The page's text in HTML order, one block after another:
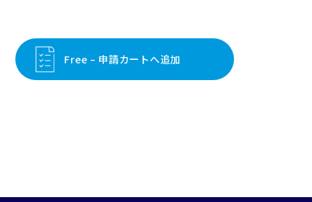
Free – 申請カートへ追加